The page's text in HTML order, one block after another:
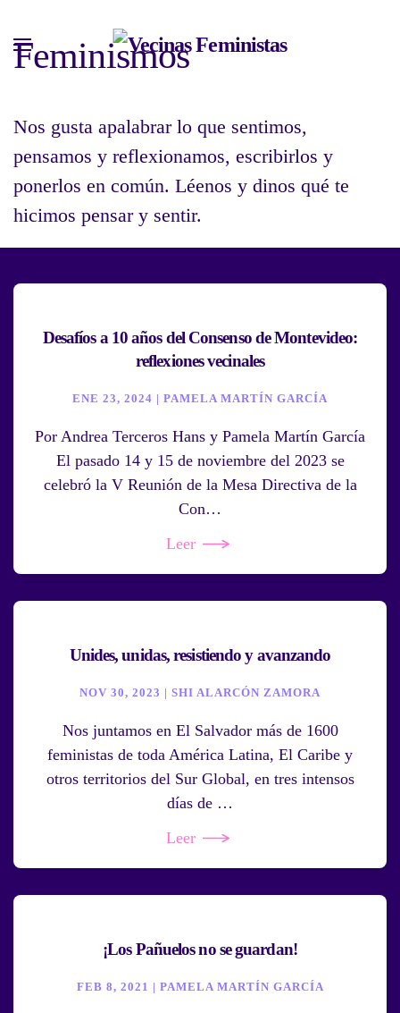
Skip
content
Feminismos
Nos gusta apalabrar lo que sentimos,
pensamos y reflexionamos, escribirlos y
ponerlos en común. Léenos y dinos qué te
hicimos pensar y sentir.
Desafíos a 10 años del Consenso de Montevideo:
reflexiones vecinales
ENE 23, 2024 | PAMELA MARTÍN GARCÍA
Por Andrea Terceros Hans y Pamela Martín García
El pasado 14 y 15 de noviembre del 2023 se
celebró la V Reunión de la Mesa Directiva de la
Con…
Leer
Unides, unidas, resistiendo y avanzando
NOV 30, 2023 | SHI ALARCÓN ZAMORA
Nos juntamos en El Salvador más de 1600
feministas de toda América Latina, El Caribe y
otros territorios del Sur Global, en tres intensos
días de …
Leer
¡Los Pañuelos no se guardan!
FEB 8, 2021 | PAMELA MARTÍN GARCÍA